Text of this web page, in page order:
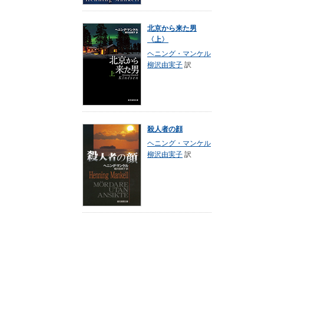
北京から来た男
〈上〉
ヘニング・マンケル
柳沢由実子 訳
殺人者の顔
ヘニング・マンケル
柳沢由実子 訳